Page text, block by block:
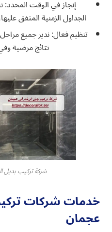
إنجاز في الوقت
الجداول الزمنية المتفق
تنظيم فعال: ندير جميع
نتائج مرضية
شركة تركيب بديل
خدمات شركات
عجمان